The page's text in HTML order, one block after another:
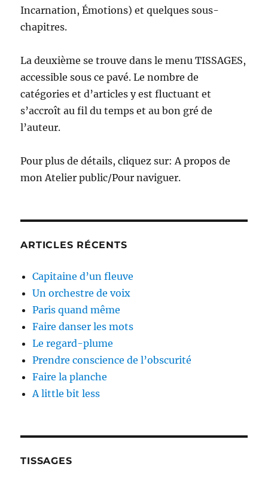
Incarnation, Émotions) et quelques sous-
chapitres.
La deuxième se trouve dans le menu TISSAGES,
accessible sous ce pavé. Le nombre de
catégories et d’articles y est fluctuant et
s’accroît au fil du temps et au bon gré de
l’auteur.
Pour plus de détails, cliquez sur: A propos de
mon Atelier public/Pour naviguer.
ARTICLES RÉCENTS
Capitaine d’un fleuve
Un orchestre de voix
Paris quand même
Faire danser les mots
Le regard-plume
Prendre conscience de l’obscurité
Faire la planche
A little bit less
TISSAGES